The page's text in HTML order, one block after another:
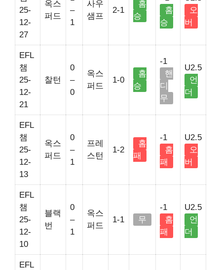
25-
12-
27
옥스
퍼드
–
1
사우
샘프
2-1
홈
승
홈
승
오
버
EFL
챔
25-
12-
21
찰턴
0
–
0
옥스
퍼드
1-0
홈
승
-1
핸
디
무
U2.5
언
더
EFL
챔
25-
12-
13
옥스
퍼드
0
–
1
프레
스턴
1-2
홈
패
-1
홈
패
U2.5
오
버
EFL
챔
25-
12-
10
블랙
번
0
–
1
옥스
퍼드
1-1 무
-1
홈
패
U2.5
언
더
EFL